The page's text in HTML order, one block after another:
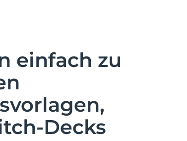
einfach zu
Decks